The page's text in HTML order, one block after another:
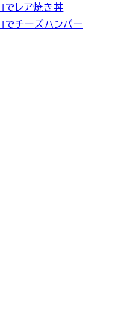
でレア焼き丼
でチーズハンバー